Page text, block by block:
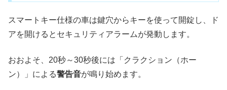
スマートキー仕様の車は鍵穴からキーを使って開錠し、ド
アを開けるとセキュリティアラームが発動します。
おおよそ、20秒～30秒後には「クラクション（ホー
ン）」による警告音が鳴り始めます。